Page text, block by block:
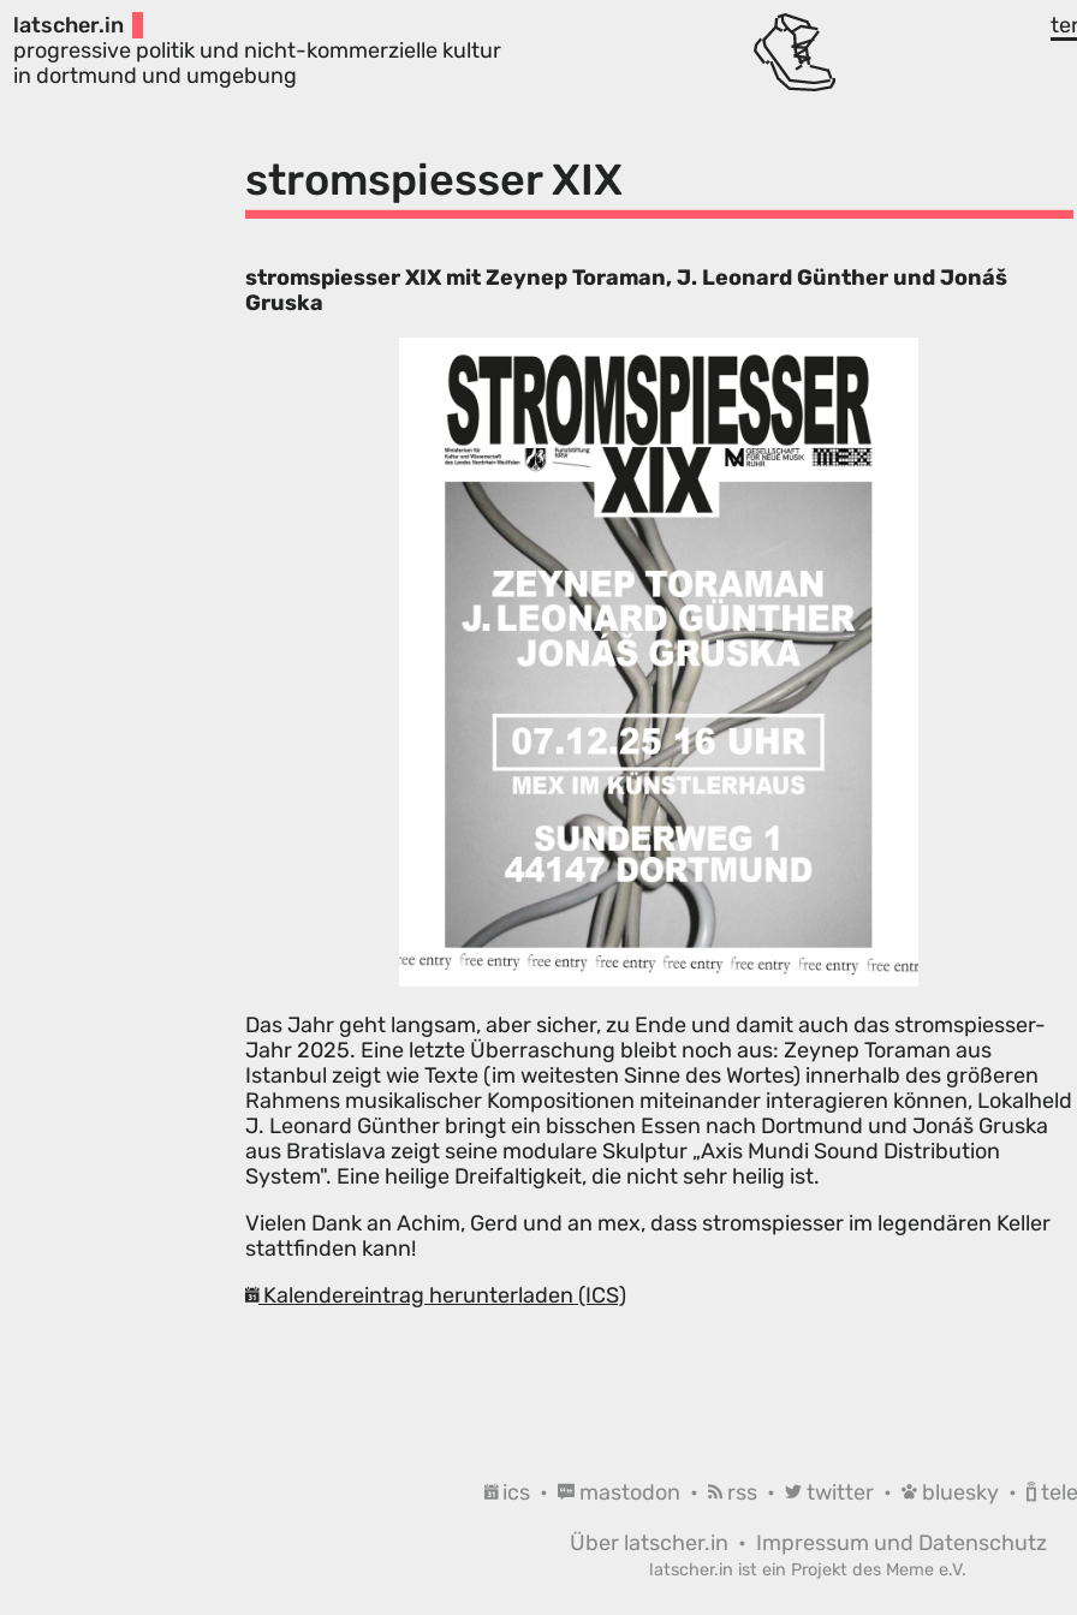
latscher.in
progressive politik und nicht-kommerzielle kultur
in dortmund und umgebung
stromspiesser XIX
stromspiesser XIX mit Zeynep Toraman, J. Leonard Günther und Jonáš
Gruska
Das Jahr geht langsam, aber sicher, zu Ende und damit auch das stromspiesser-
Jahr 2025. Eine letzte Überraschung bleibt noch aus: Zeynep Toraman aus
Istanbul zeigt wie Texte (im weitesten Sinne des Wortes) innerhalb des größeren
Rahmens musikalischer Kompositionen miteinander interagieren können, Lokalheld
J. Leonard Günther bringt ein bisschen Essen nach Dortmund und Jonáš Gruska
aus Bratislava zeigt seine modulare Skulptur „Axis Mundi Sound Distribution
System". Eine heilige Dreifaltigkeit, die nicht sehr heilig ist.
Vielen Dank an Achim, Gerd und an mex, dass stromspiesser im legendären Keller
stattfinden kann!
Kalendereintrag herunterladen (ICS)
ics • mastodon • rss • twitter • bluesky •
Über latscher.in • Impressum und Datenschutz
latscher.in ist ein Projekt des Meme e.V.